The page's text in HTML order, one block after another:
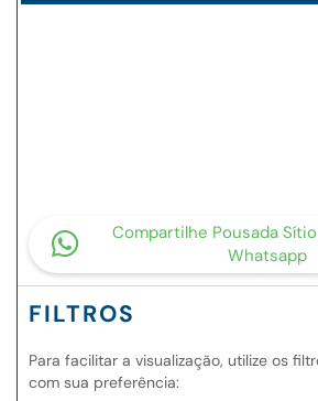
Compartilhe Pousada
Whatsapp
FILTROS
Para facilitar a visualização, utilize os
com sua preferência: